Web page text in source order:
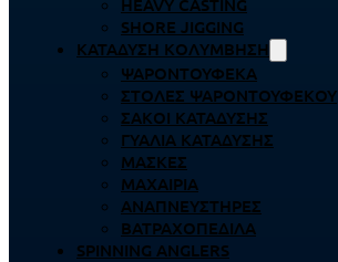
HEAVY CASTING
SHORE JIGGING
ΚΑΤΆΔΥΣΗ ΚΟΛΎΜΒΗΣΗ
ΨΑΡΟΝΤΟΎΦΕΚΑ
ΣΤΟΛΈΣ ΨΑΡΟΝΤΟΎΦΕΚΟΥ
ΣΆΚΟΙ ΚΑΤΆΔΥΣΗΣ
ΓΥΑΛΙΆ ΚΑΤΆΔΥΣΗΣ
ΜΆΣΚΕΣ
ΜΑΧΑΊΡΙΑ
ΑΝΑΠΝΕΥΣΤΉΡΕΣ
ΒΑΤΡΑΧΟΠΈΔΙΛΑ
SPINNING ANGLERS